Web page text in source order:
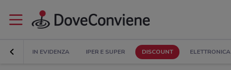
IN EVIDENZA IPER E SUPER DISCOUNT ELETTRONICA